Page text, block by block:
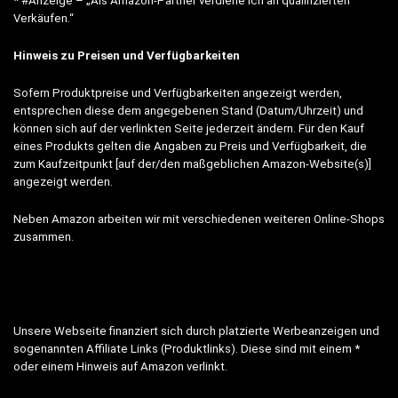
Verkäufen.“
Hinweis zu Preisen und Verfügbarkeiten
Sofern Produktpreise und Verfügbarkeiten angezeigt werden,
entsprechen diese dem angegebenen Stand (Datum/Uhrzeit) und
können sich auf der verlinkten Seite jederzeit ändern. Für den Kauf
eines Produkts gelten die Angaben zu Preis und Verfügbarkeit, die
zum Kaufzeitpunkt [auf der/den maßgeblichen Amazon-Website(s)]
angezeigt werden.
Neben Amazon arbeiten wir mit verschiedenen weiteren Online-Shops
zusammen.
Unsere Webseite finanziert sich durch platzierte Werbeanzeigen und
sogenannten Affiliate Links (Produktlinks). Diese sind mit einem *
oder einem Hinweis auf Amazon verlinkt.